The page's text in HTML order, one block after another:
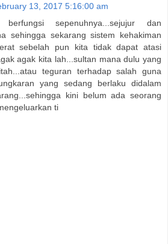
13, 2017 5:16:00 am
sepenuhnya...sejujur dan
sehingga sekarang sistem kehakiman
sebelah pun kita tidak dapat atasi
agak kita lah...sultan mana dulu yang
teguran terhadap salah guna
yang sedang berlaku didalam
kini belum ada seorang
ti